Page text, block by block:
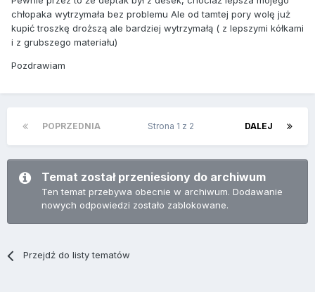
chłopaka wytrzymała bez problemu Ale od tamtej pory wolę już
kupić troszkę droższą ale bardziej wytrzymałą ( z lepszymi kółkami
i z grubszego materiału)
Pozdrawiam
POPRZEDNIA DALEJ
Strona 1 z 2
Temat został przeniesiony do archiwum
Ten temat przebywa obecnie w archiwum. Dodawanie
nowych odpowiedzi zostało zablokowane.
Przejdź do listy tematów